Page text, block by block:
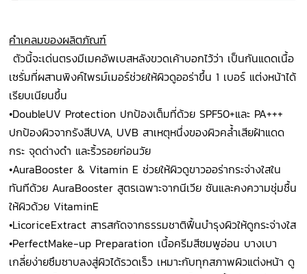
คำเคลมของผลิตภัณฑ์
ตัวนี้จะเด่นตรงมีเมคอัพเบสหลังขวดเค้าบอกไว้ว่า เป็นกันแดดเนื้อ
เซรั่มที่ผสานพิงค์ไพรม์เมอร์ช่วยให้ผิวดูออร่าขึ้น 1 เบอร์ แต่งหน้าได้
เรียบเนียนขึ้น
•DoubleUV Protection ปกป้องเต็มที่ด้วย SPF50+และ PA+++
ปกป้องผิวจากรังสีUVA, UVB สาเหตุหนึ่งของผิวคล้ำเสียฝ้าแดด
กระ จุดด่างดำ และริ้วรอยก่อนวัย
•AuraBooster & Vitamin E ช่วยให้ผิวดูขาวออร่ากระจ่างใสใน
ทันทีด้วย AuraBooster สูตรเฉพาะจากนีเวีย ซันและคงความชุ่มชื้น
ให้ผิวด้วย VitaminE
•LicoriceExtract สารสกัดจากธรรมชาติฟื้นบำรุงผิวให้ดูกระจ่างใส
•PerfectMake-up Preparation เนื้อครีมสีชมพูอ่อน บางเบา
เกลี่ยง่ายซึมซาบลงสู่ผิวได้รวดเร็ว เหมาะกับทุกสภาพผิวแต่งหน้า ดู